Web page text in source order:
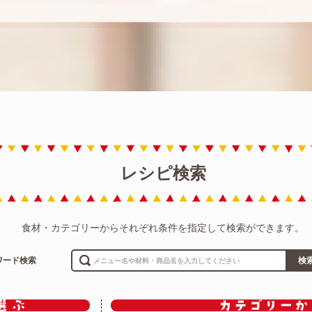
レシピ検索
食材・カテゴリーからそれぞれ条件を指定して検索ができます。
ード検索 検